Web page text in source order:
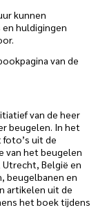
kunnen
huldigingen
van de
van de heer
beugelen. In het
foto’s uit de
van het beugelen
Utrecht, België en
beugelbanen en
artikelen uit de
het boek tijdens